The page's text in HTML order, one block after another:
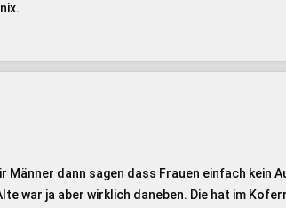
Männer dann sagen dass Frauen einfach kein
war ja aber wirklich daneben. Die hat im